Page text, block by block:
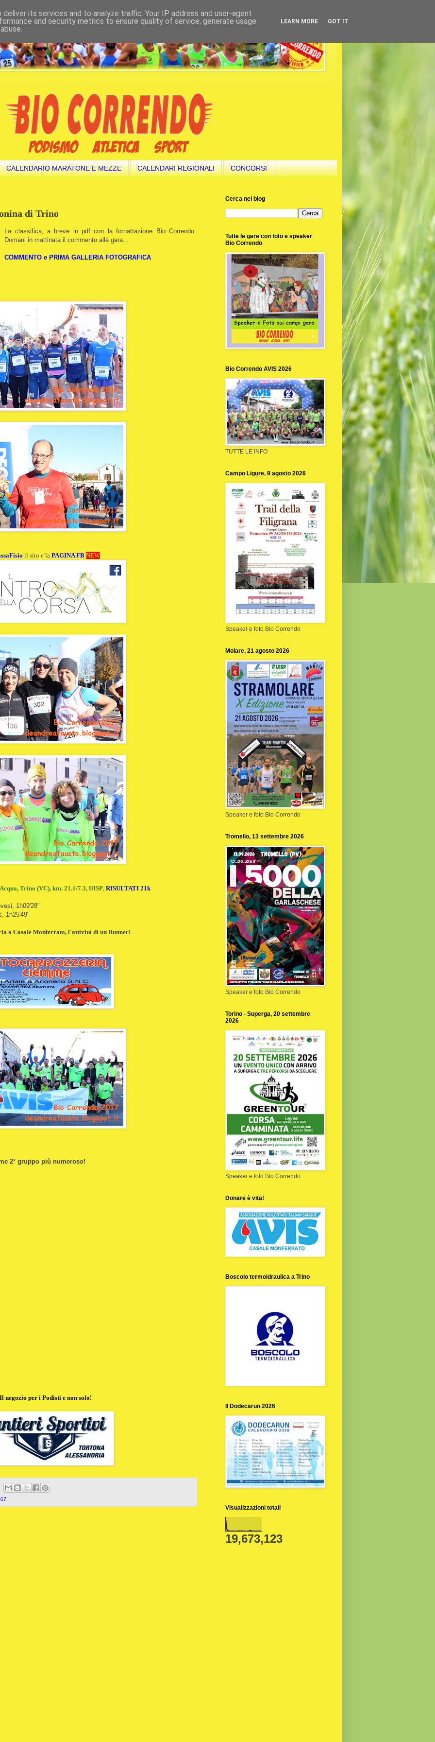
CALENDARIO MARATONE E MEZZE CALENDARI REGIONALI CONCORSI
di Trino
La classifica, a breve in pdf con la fornattazione Bio Correndo.
Domani in mattinata il commento alla gara...
COMMENTO e PRIMA GALLERIA FOTOGRAFICA
il sito e la PAGINA FB NEW
Trino (VC), km. 21.1/7.3, UISP, RISULTATI 21k
1h09'28"
1h25'49"
a Casale Monferrato, l'attività di un Runner!
2° gruppo più numeroso!
Il negozio per i Podisti e non solo!
Cerca nel blog
Tutte le gare con foto e speaker
Bio Correndo
Bio Correndo AVIS 2026
TUTTE LE INFO
Campo Ligure, 9 agosto 2026
Speaker e foto Bio Correndo
Molare, 21 agosto 2026
Speaker e foto Bio Correndo
Tromello, 13 settembre 2026
Speaker e foto Bio Correndo
Torino - Superga, 20 settembre
2026
Speaker e foto Bio Correndo
Donare è vita!
Boscolo termoidraulica a Trino
Il Dodecarun 2026
Visualizzazioni totali
19,673,123
its services and to analyze traffic. Your IP address and user-agent
and security metrics to ensure quality of service, generate usage
LEARN MORE GOT IT